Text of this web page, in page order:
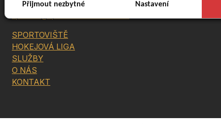
Přijmout nezbytné Nastavení
reditel@sportovistezamberk.cz
SPORTOVIŠTĚ
HOKEJOVÁ LIGA
SLUŽBY
O NÁS
KONTAKT